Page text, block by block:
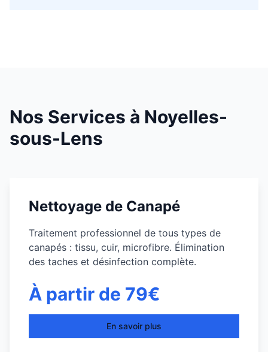
Nos Services à Noyelles-
sous-Lens
Nettoyage de Canapé
Traitement professionnel de tous types de
canapés : tissu, cuir, microfibre. Élimination
des taches et désinfection complète.
À partir de 79€
En savoir plus